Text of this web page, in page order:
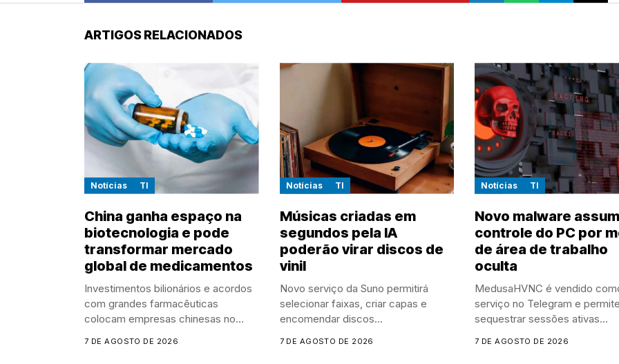
ARTIGOS RELACIONADOS
Notícias TI
China ganha espaço na
biotecnologia e pode
transformar mercado
global de medicamentos
Investimentos bilionários e acordos
com grandes farmacêuticas
colocam empresas chinesas no
7 DE AGOSTO DE 2026
Notícias TI
Músicas criadas em
segundos pela IA
poderão virar discos de
vinil
Novo serviço da Suno permitirá
selecionar faixas, criar capas e
encomendar discos...
7 DE AGOSTO DE 2026
Notícias TI
Novo malware
controle do PC por
de área de trabalho
oculta
MedusaHVNC é vendido
serviço no Telegram e permite
sequestrar sessões ativas...
7 DE AGOSTO DE 2026